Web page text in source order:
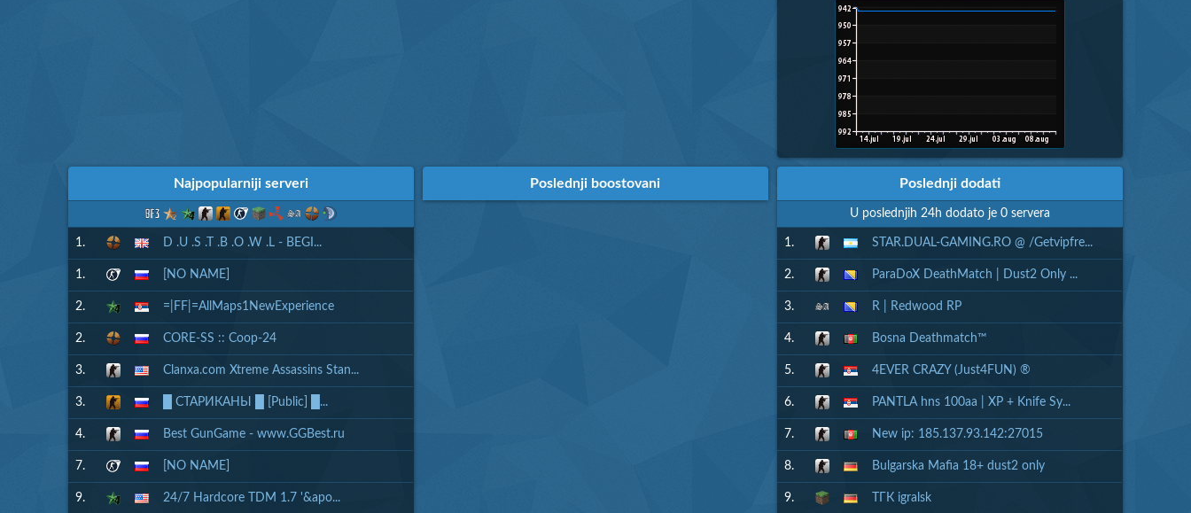
Najpopularniji serveri
1. D .U .S .T .B .O .W .L - BEGI...
1. [NO NAME]
2. =|FF|=AllMaps1NewExperience
2. CORE-SS :: Coop-24
3. Clanxa.com Xtreme Assassins Stan...
3. █ СТАРИКАНЫ █ [Public] █...
4. Best GunGame - www.GGBest.ru
7. [NO NAME]
9. 24/7 Hardcore TDM 1.7 '&apo...
Poslednji boostovani Poslednji dodati
U poslednjih 24h dodato je 0 servera
1. STAR.DUAL-GAMING.RO @ /Getvipfre...
2. ParaDoX DeathMatch | Dust2 Only ...
3. R | Redwood RP
4. Bosna Deathmatch™
5. 4EVER CRAZY (Just4FUN) ®
6. PANTLA hns 100aa | XP + Knife Sy...
7. New ip: 185.137.93.142:27015
8. Bulgarska Mafia 18+ dust2 only
9. ТГК igralsk